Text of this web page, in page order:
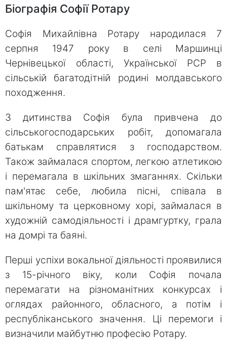
Біографія Софії Ротару
Софія Михайлівна Ротару народилася 7
серпня 1947 року в селі Маршинці
Чернівецької області, Української РСР в
сільській багатодітній родині молдавського
походження.
З дитинства Софія була привчена до
сільськогосподарських робіт, допомагала
батькам справлятися з господарством.
Також займалася спортом, легкою атлетикою
і перемагала в шкільних змаганнях. Скільки
пам'ятає себе, любила пісні, співала в
шкільному та церковному хорі, займалася в
художній самодіяльності і драмгуртку, грала
на домрі та баяні.
Перші успіхи вокальної діяльності проявилися
з 15-річного віку, коли Софія почала
перемагати на різноманітних конкурсах і
оглядах районного, обласного, а потім і
республіканського значення. Ці перемоги і
визначили майбутню професію Ротару.